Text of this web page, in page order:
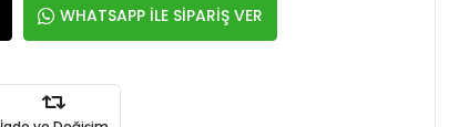
WHATSAPP İLE SİPARİŞ VER